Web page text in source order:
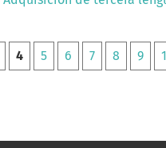
4 5 6 7 8 9